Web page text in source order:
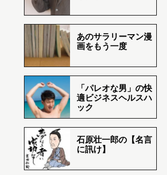
あのサラリーマン漫
画をもう一度
「パレオな男」の快
適ビジネスヘルスハ
ック
石原壮一郎の【名言
に訊け】